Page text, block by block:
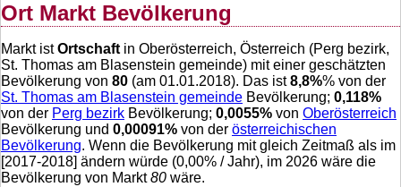
Ort Markt Bevölkerung
Markt istOrtschaft in Oberösterreich, Österreich (Perg bezirk,
St. Thomas am Blasenstein gemeinde) mit einer geschätzten
Bevölkerung von 80 (am 01.01.2018). Das ist8,8%% von der
St. Thomas am Blasenstein gemeinde Bevölkerung; 0,118%
von der Perg bezirk Bevölkerung; 0,0055% von Oberösterreich
Bevölkerung und 0,00091% von der österreichischen
Bevölkerung. Wenn die Bevölkerung mit gleich Zeitmaß als im
[2017-2018] ändern würde (0,00% / Jahr), im 2026 wäre die
Bevölkerung von Markt80 wäre.